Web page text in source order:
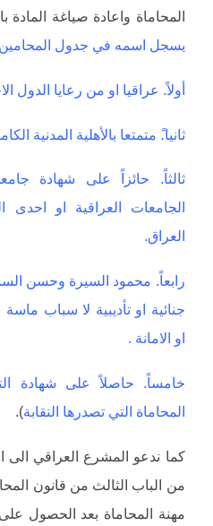
المحاماة واعادة صياغة المادة
يسجل اسمه في جدول
أولاً. عراقيا او من رعايا الدول
ثانيا.ً متمتعا بالأهلية المدنية
ثالثاً. حائزاً على شهادة
الجامعات العراقية او
العراق.
رابعاً. محمود السيرة وحسن
جنائية او تأديبية لا سباب
او الامانة .
خامساً. حاصلاً على شهادة
المحاماة التي تصدرها النقابة).
من الباب الثالث من قانون
مهنة المحاماة بعد الحصول